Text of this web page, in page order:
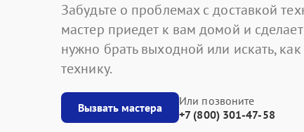
Забудьте о проблемах с доставкой
мастер приедет к вам домой и
нужно брать выходной или искать,
технику.
Вызвать мастера
Или позвоните
+7 (800) 301-47-58